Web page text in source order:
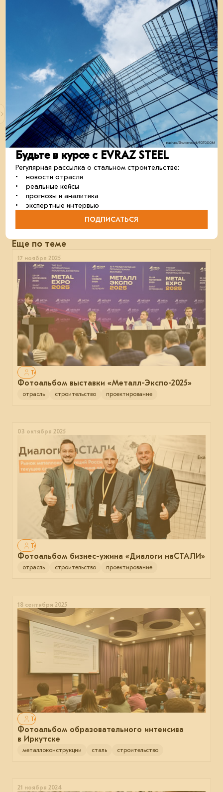
Вы видите только часть этого материала
Самое интересное — дальше. Войдите или
зарегистрируйтесь, чтобы получить полный доступ к
материалу и другим эксклюзивным публикациям.
01 ИЮЛЯ 2024 проектирование
Еще по теме
17 ноября 2025
Только для авторизованных
Фотоальбом выставки «Металл-Экспо-2025»
отрасль строительство проектирование
03 октября 2025
Только для авторизованных
Фотоальбом бизнес-ужина «Диалоги наСТАЛИ»
отрасль строительство проектирование
18 сентября 2025
Только для авторизованных
Фотоальбом образовательного интенсива
в Иркутске
металлоконструкции сталь строительство
21 ноября 2024
Будьте в курсе с EVRAZ STEEL
Регулярная рассылка о стальном строительстве:
• новости отрасли
• реальные кейсы
• прогнозы и аналитика
• экспертные интервью
ПОДПИСАТЬСЯ